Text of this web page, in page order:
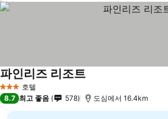
3 성급 호텔
파인리즈 리조트
8.7 최고 좋음 578 도심에서 16.4km